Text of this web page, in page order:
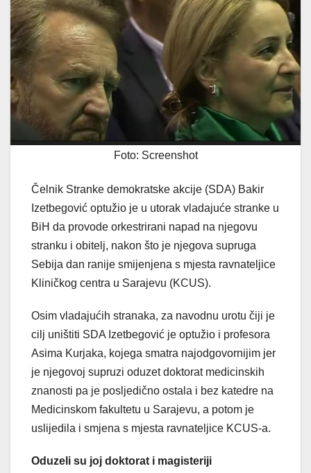
Foto: Screenshot
Čelnik Stranke demokratske akcije (SDA) Bakir
Izetbegović optužio je u utorak vladajuće stranke u
BiH da provode orkestrirani napad na njegovu
stranku i obitelj, nakon što je njegova supruga
Sebija dan ranije smijenjena s mjesta ravnateljice
Kliničkog centra u Sarajevu (KCUS).
Osim vladajućih stranaka, za navodnu urotu čiji je
cilj uništiti SDA Izetbegović je optužio i profesora
Asima Kurjaka, kojega smatra najodgovornijim jer
je njegovoj supruzi oduzet doktorat medicinskih
znanosti pa je posljedično ostala i bez katedre na
Medicinskom fakultetu u Sarajevu, a potom je
uslijedila i smjena s mjesta ravnateljice KCUS-a.
Oduzeli su joj doktorat i magisteriji